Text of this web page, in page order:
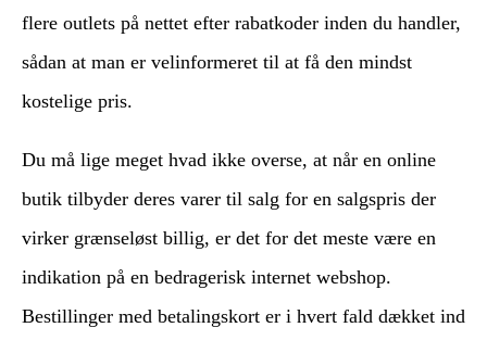
flere outlets på nettet efter rabatkoder inden du handler,
sådan at man er velinformeret til at få den mindst
kostelige pris.
Du må lige meget hvad ikke overse, at når en online
butik tilbyder deres varer til salg for en salgspris der
virker grænseløst billig, er det for det meste være en
indikation på en bedragerisk internet webshop.
Bestillinger med betalingskort er i hvert fald dækket ind